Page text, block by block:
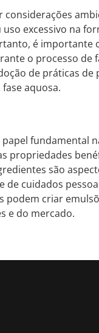
considerações
excessivo na
é importante
o processo de
de práticas
aquosa.
fundamental
propriedades
são
cuidados
criar
e do mercado.